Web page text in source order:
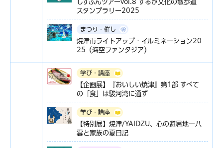
しずぶんツアーvol.8 するが文化の散歩道
スタンプラリー2025
まつり・催し
焼津市ライトアップ・イルミネーション20
25（海空ファンタジア）
学び・講座
【企画展】『おいしい焼津』第1部 すべて
の「食」は駿河湾に通ず
学び・講座
【特別展】焼津/YAIDZU、心の避暑地ー八
雲と家族の夏日記